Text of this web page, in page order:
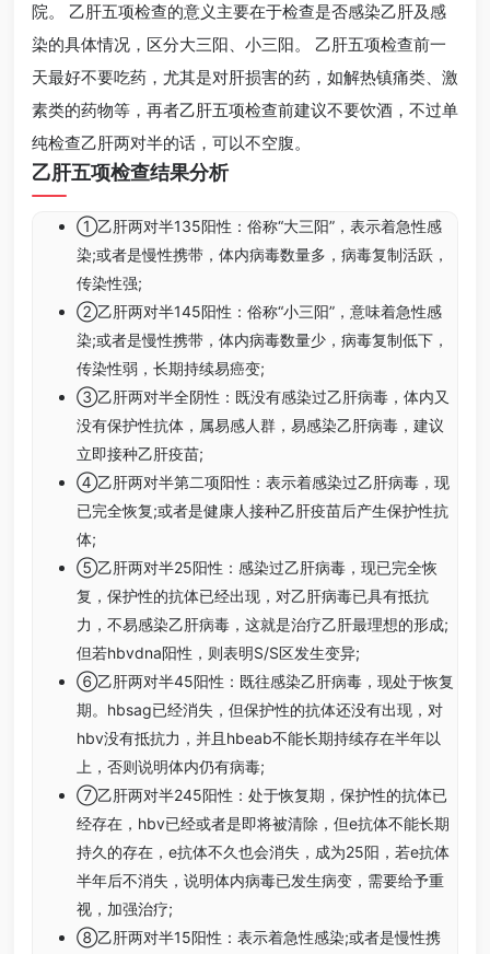
院。 乙肝五项检查的意义主要在于检查是否感染乙肝及感
染的具体情况，区分大三阳、小三阳。 乙肝五项检查前一
天最好不要吃药，尤其是对肝损害的药，如解热镇痛类、激
素类的药物等，再者乙肝五项检查前建议不要饮酒，不过单
纯检查乙肝两对半的话，可以不空腹。
乙肝五项检查结果分析
①乙肝两对半135阳性：俗称“大三阳”，表示着急性感
染;或者是慢性携带，体内病毒数量多，病毒复制活跃，
传染性强;
②乙肝两对半145阳性：俗称“小三阳”，意味着急性感
染;或者是慢性携带，体内病毒数量少，病毒复制低下，
传染性弱，长期持续易癌变;
③乙肝两对半全阴性：既没有感染过乙肝病毒，体内又
没有保护性抗体，属易感人群，易感染乙肝病毒，建议
立即接种乙肝疫苗;
④乙肝两对半第二项阳性：表示着感染过乙肝病毒，现
已完全恢复;或者是健康人接种乙肝疫苗后产生保护性抗
体;
⑤乙肝两对半25阳性：感染过乙肝病毒，现已完全恢
复，保护性的抗体已经出现，对乙肝病毒已具有抵抗
力，不易感染乙肝病毒，这就是治疗乙肝最理想的形成;
但若hbvdna阳性，则表明S/S区发生变异;
⑥乙肝两对半45阳性：既往感染乙肝病毒，现处于恢复
期。hbsag已经消失，但保护性的抗体还没有出现，对
hbv没有抵抗力，并且hbeab不能长期持续存在半年以
上，否则说明体内仍有病毒;
⑦乙肝两对半245阳性：处于恢复期，保护性的抗体已
经存在，hbv已经或者是即将被清除，但e抗体不能长期
持久的存在，e抗体不久也会消失，成为25阳，若e抗体
半年后不消失，说明体内病毒已发生病变，需要给予重
视，加强治疗;
⑧乙肝两对半15阳性：表示着急性感染;或者是慢性携